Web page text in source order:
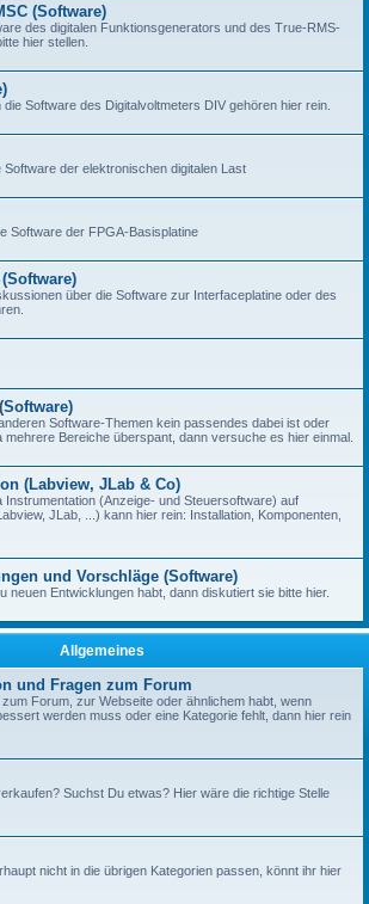
(Software)
des digitalen Funktionsgenerators und des True-RMS-
hier stellen.
Software des Digitalvoltmeters DIV gehören hier rein.
Software der elektronischen digitalen Last
Software der FPGA-Basisplatine
über die Software zur Interfaceplatine oder des
Software-Themen kein passendes dabei ist oder
mehrere Bereiche überspant, dann versuche es hier einmal.
(Labview, JLab & Co)
Instrumentation (Anzeige- und Steuersoftware) auf
JLab, ...) kann hier rein: Installation, Komponenten,
und Vorschläge (Software)
neuen Entwicklungen habt, dann diskutiert sie bitte hier.
Allgemeines
und Fragen zum Forum
Forum, zur Webseite oder ähnlichem habt, wenn
werden muss oder eine Kategorie fehlt, dann hier rein
Suchst Du etwas? Hier wäre die richtige Stelle
nicht in die übrigen Kategorien passen, könnt ihr hier